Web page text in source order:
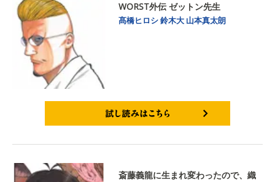
WORST外伝 ゼットン先生
髙橋ヒロシ鈴木大 山本真太朗
斎藤義龍に生まれ変わったので、織